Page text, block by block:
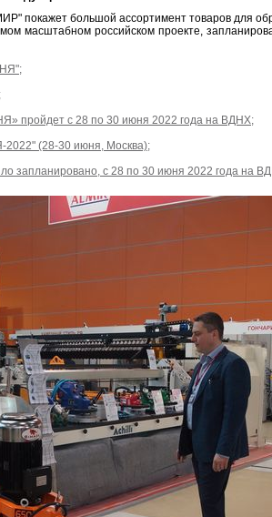
покажет большой ассортимент товаров для
масштабном российском проекте,
пройдет с 28 по 30 июня 2022 года на ВДНХ;
(28-30 июня, Москва);
запланировано, с 28 по 30 июня 2022 года на